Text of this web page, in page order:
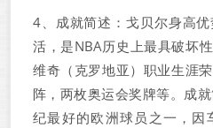
4、成就简述：戈贝尔身高
活，是NBA历史上最具破坏
维奇（克罗地亚）职业生涯
阵，两枚奥运会奖牌等。成
纪最好的欧洲球员之一，因